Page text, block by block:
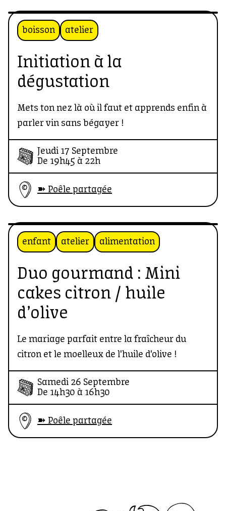
boisson atelier
Initiation à la
dégustation
Mets ton nez là où il faut et apprends enfin à
parler vin sans bégayer !
Jeudi 17 Septembre
De 19h45 à 22h
➽ Poêle partagée
enfant atelier alimentation
Duo gourmand : Mini
cakes citron / huile
d’olive
Le mariage parfait entre la fraîcheur du
citron et le moelleux de l'huile d'olive !
Samedi 26 Septembre
De 14h30 à 16h30
➽ Poêle partagée